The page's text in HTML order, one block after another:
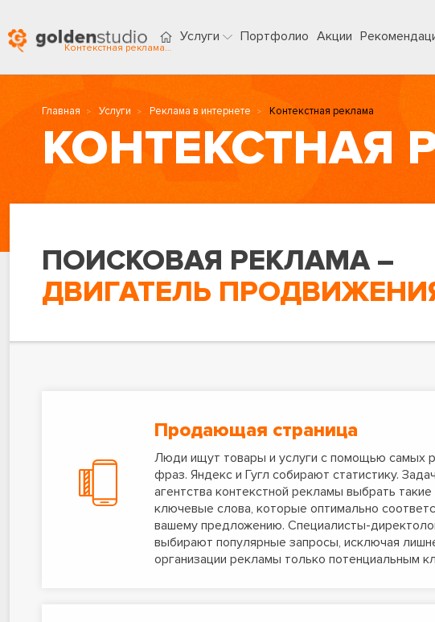
Контекстная реклама в Нижнем Новгороде
Услуги Портфолио Акции
Главная Услуги Реклама в интернете Контекстная реклама
КОНТЕКСТНАЯ
ПОИСКОВАЯ РЕКЛАМА –
ДВИГАТЕЛЬ
Продающая страница
Люди ищут товары и услуги с помощью самых
фраз. Яндекс и Гугл собирают статистику.
агентства контекстной рекламы выбрать такие
ключевые слова, которые оптимально
вашему предложению. Специалисты-
выбирают популярные запросы, исключая
организации рекламы только потенциальным